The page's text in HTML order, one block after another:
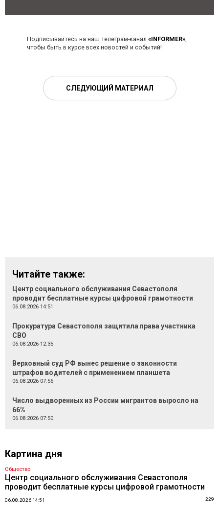
Подписывайтесь на наш телеграм-канал «INFORMER»,
чтобы быть в курсе всех новостей и событий!
СЛЕДУЮЩИЙ МАТЕРИАЛ
Читайте также:
Центр социального обслуживания Севастополя
проводит бесплатные курсы цифровой грамотности
06.08.2026 14:51
Прокуратура Севастополя защитила права участника
СВО
06.08.2026 12:35
Верховный суд РФ вынес решение о законности
штрафов водителей с применением планшета
06.08.2026 07:56
Число выдворенных из России мигрантов выросло на
66%
06.08.2026 07:50
Картина дня
Общество
Центр социального обслуживания Севастополя
проводит бесплатные курсы цифровой грамотности
06.08.2026 14:51 229